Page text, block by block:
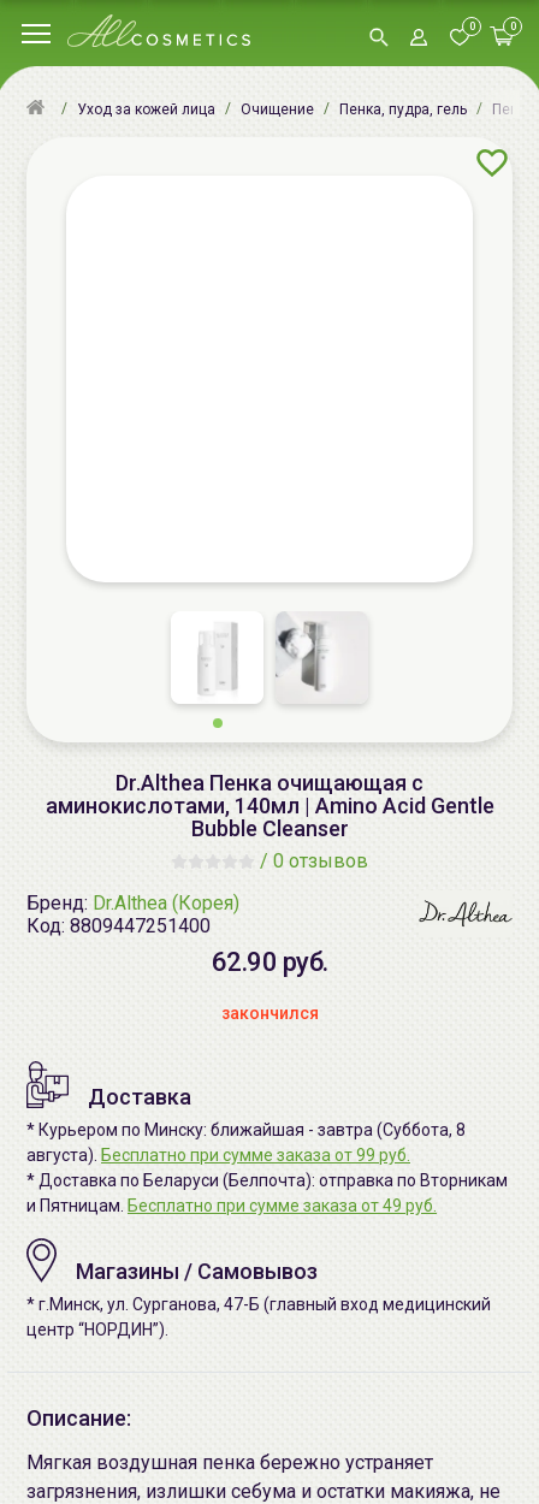
0 0
Уход за кожей лица Очищение Пенка, пудра, гель
Dr.Althea Пенка очищающая с
аминокислотами, 140мл | Amino Acid Gentle
Bubble Cleanser
/ 0 отзывов
Бренд: Dr.Althea (Корея)
Код: 8809447251400
62.90 руб.
закончился
Доставка
* Курьером по Минску: ближайшая - завтра (Суббота, 8
августа). Бесплатно при сумме заказа от 99 руб.
* Доставка по Беларуси (Белпочта): отправка по Вторникам
и Пятницам. Бесплатно при сумме заказа от 49 руб.
Магазины / Самовывоз
* г.Минск, ул. Сурганова, 47-Б (главный вход медицинский
центр “НОРДИН”).
Описание:
Мягкая воздушная пенка бережно устраняет
загрязнения, излишки себума и остатки макияжа, не